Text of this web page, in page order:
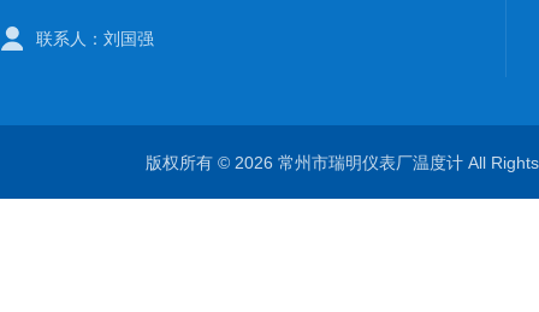
联系人：刘国强
版权所有 © 2026 常州市瑞明仪表厂温度计 All